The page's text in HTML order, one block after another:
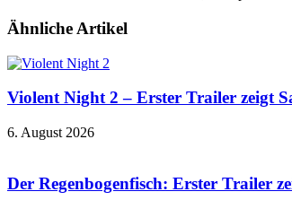
Ähnliche Artikel
Violent Night 2 – Erster Trailer zeigt
6. August 2026
Der Regenbogenfisch: Erster Trailer